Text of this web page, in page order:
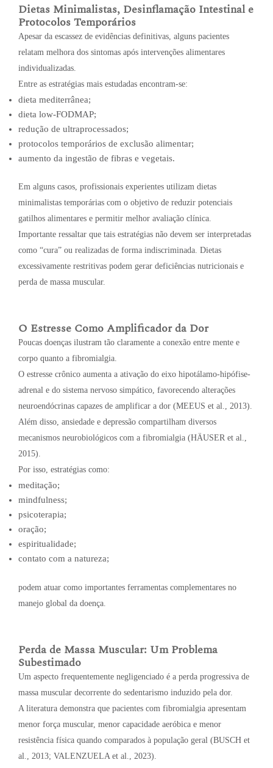
Dietas Minimalistas, Desinflamação Intestinal e
Protocolos Temporários
Apesar da escassez de evidências definitivas, alguns pacientes
relatam melhora dos sintomas após intervenções alimentares
individualizadas.
Entre as estratégias mais estudadas encontram-se:
dieta mediterrânea;
dieta low-FODMAP;
redução de ultraprocessados;
protocolos temporários de exclusão alimentar;
aumento da ingestão de fibras e vegetais.
Em alguns casos, profissionais experientes utilizam dietas
minimalistas temporárias com o objetivo de reduzir potenciais
gatilhos alimentares e permitir melhor avaliação clínica.
Importante ressaltar que tais estratégias não devem ser interpretadas
como “cura” ou realizadas de forma indiscriminada. Dietas
excessivamente restritivas podem gerar deficiências nutricionais e
perda de massa muscular.
O Estresse Como Amplificador da Dor
Poucas doenças ilustram tão claramente a conexão entre mente e
corpo quanto a fibromialgia.
O estresse crônico aumenta a ativação do eixo hipotálamo-hipófise-
adrenal e do sistema nervoso simpático, favorecendo alterações
neuroendócrinas capazes de amplificar a dor (MEEUS et al., 2013).
Além disso, ansiedade e depressão compartilham diversos
mecanismos neurobiológicos com a fibromialgia (HÄUSER et al.,
2015).
Por isso, estratégias como:
meditação;
mindfulness;
psicoterapia;
oração;
espiritualidade;
contato com a natureza;
podem atuar como importantes ferramentas complementares no
manejo global da doença.
Perda de Massa Muscular: Um Problema
Subestimado
Um aspecto frequentemente negligenciado é a perda progressiva de
massa muscular decorrente do sedentarismo induzido pela dor.
A literatura demonstra que pacientes com fibromialgia apresentam
menor força muscular, menor capacidade aeróbica e menor
resistência física quando comparados à população geral (BUSCH et
al., 2013; VALENZUELA et al., 2023).